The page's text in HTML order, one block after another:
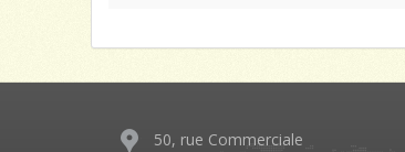
50, rue Commerciale